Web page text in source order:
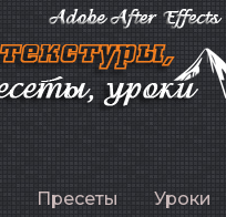
Пресеты Уроки